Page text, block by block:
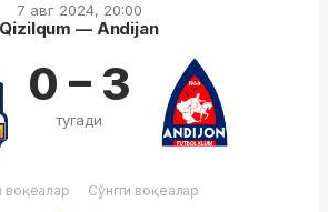
7 авг 2024, 20:00
Qizilqum — Andijan
воқеалар
0 – 3
тугади
Сўнгги воқеалар